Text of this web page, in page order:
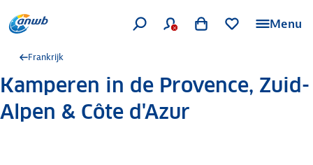
Menu
Frankrijk
Kamperen in de Provence, Zuid-
Alpen & Côte d'Azur